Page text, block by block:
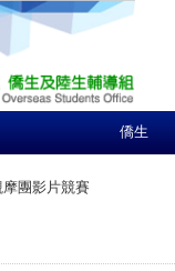
僑生
團影片競賽